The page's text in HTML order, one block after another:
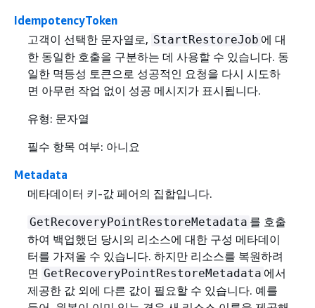
IdempotencyToken
고객이 선택한 문자열로, StartRestoreJob 에 대
한 동일한 호출을 구분하는 데 사용할 수 있습니다. 동
일한 멱등성 토큰으로 성공적인 요청을 다시 시도하
면 아무런 작업 없이 성공 메시지가 표시됩니다.
유형: 문자열
필수 항목 여부: 아니요
Metadata
메타데이터 키-값 페어의 집합입니다.
GetRecoveryPointRestoreMetadata 를 호출
하여 백업했던 당시의 리소스에 대한 구성 메타데이
터를 가져올 수 있습니다. 하지만 리소스를 복원하려
면 GetRecoveryPointRestoreMetadata 에서
제공한 값 외에 다른 값이 필요할 수 있습니다. 예를